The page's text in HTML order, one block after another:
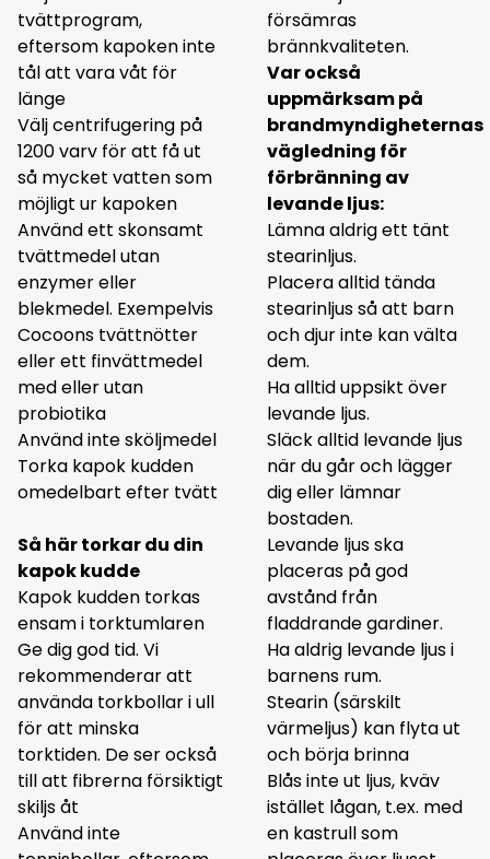
tvättprogram,
eftersom kapoken inte
tål att vara våt för
länge
Välj centrifugering på
1200 varv för att få ut
så mycket vatten som
möjligt ur kapoken
Använd ett skonsamt
tvättmedel utan
enzymer eller
blekmedel. Exempelvis
Cocoons tvättnötter
eller ett finvättmedel
med eller utan
probiotika
Använd inte sköljmedel
Torka kapok kudden
omedelbart efter tvätt
Så här torkar du din
kapok kudde
Kapok kudden torkas
ensam i torktumlaren
Ge dig god tid. Vi
rekommenderar att
använda torkbollari ull
för att minska
torktiden. De ser också
till att fibrerna försiktigt
skiljs åt
Använd inte
försämras
brännkvaliteten.
Var också
uppmärksam på
brandmyndigheternas
vägledning för
förbränning av
levande ljus:
Lämna aldrig ett tänt
stearinljus.
Placera alltid tända
stearinljus så att barn
och djur inte kan välta
dem.
Ha alltid uppsikt över
levande ljus.
Släck alltid levande ljus
när du går och lägger
dig eller lämnar
bostaden.
Levande ljus ska
placeras på god
avstånd från
fladdrande gardiner.
Ha aldrig levande ljus i
barnens rum.
Stearin (särskilt
värmeljus) kan flyta ut
och börja brinna
Blås inte ut ljus, kväv
istället lågan, t.ex. med
en kastrull som